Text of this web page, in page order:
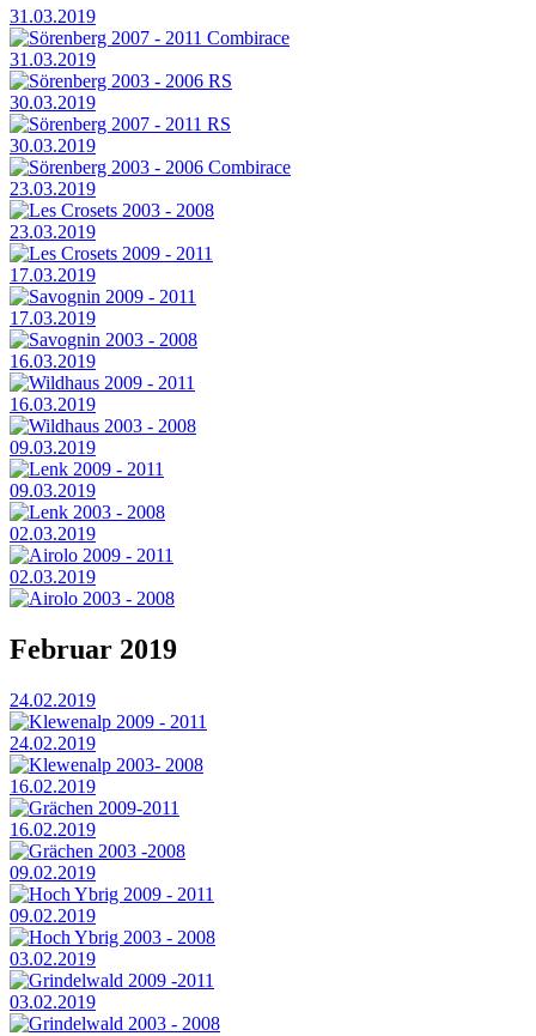
31.03.2019
Sörenberg 2007 - 2011 Combirace
31.03.2019
Sörenberg 2003 - 2006 RS
30.03.2019
Sörenberg 2007 - 2011 RS
30.03.2019
Sörenberg 2003 - 2006 Combirace
23.03.2019
Les Crosets 2003 - 2008
23.03.2019
Les Crosets 2009 - 2011
17.03.2019
Savognin 2009 - 2011
17.03.2019
Savognin 2003 - 2008
16.03.2019
Wildhaus 2009 - 2011
16.03.2019
Wildhaus 2003 - 2008
09.03.2019
Lenk 2009 - 2011
09.03.2019
Lenk 2003 - 2008
02.03.2019
Airolo 2009 - 2011
02.03.2019
Airolo 2003 - 2008
Februar 2019
24.02.2019
Klewenalp 2009 - 2011
24.02.2019
Klewenalp 2003- 2008
16.02.2019
Grächen 2009-2011
16.02.2019
Grächen 2003 -2008
09.02.2019
Hoch Ybrig 2009 - 2011
09.02.2019
Hoch Ybrig 2003 - 2008
03.02.2019
Grindelwald 2009 -2011
03.02.2019
Grindelwald 2003 - 2008